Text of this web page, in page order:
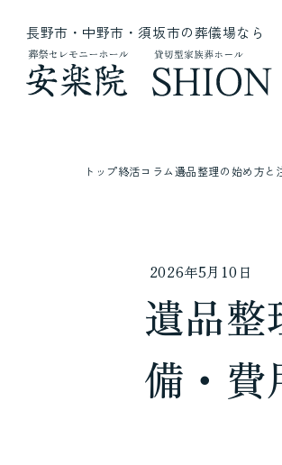
長野市・中野市・須坂市の葬儀場なら
トップ終活コラム 遺品整理の始め方と
2026年5月10日
遺品
備・費